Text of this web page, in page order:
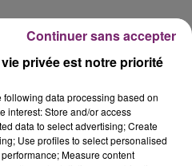
privée est notre priorité
following data processing based on
interest: Store and/or access
data to select advertising; Create
Use profiles to select personalised
Measure content
Continuer sans accepter